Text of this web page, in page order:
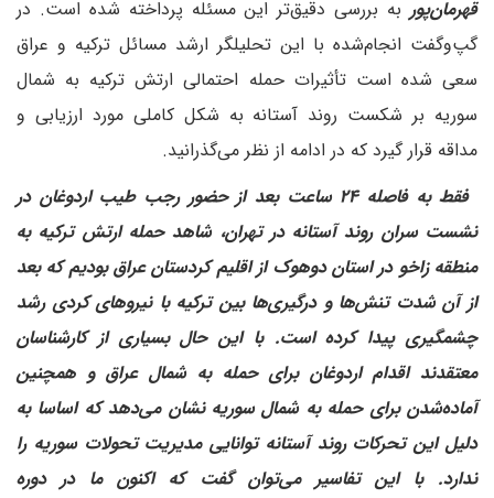
قهرمان‌پور به بررسی دقیق‌تر این مسئله پرداخته شده است. در
گپ‌وگفت انجام‌شده با این تحلیلگر ارشد مسائل ترکیه و عراق
سعی شده است تأثیرات حمله احتمالی ارتش ترکیه به شمال
سوریه بر شکست روند آستانه به شکل کاملی مورد ارزیابی و
مداقه قرار گیرد که در ادامه از نظر می‌گذرانید.
‌‌ فقط به فاصله ۲۴ ساعت بعد از حضور رجب طیب اردوغان در
نشست سران روند آستانه در تهران، شاهد حمله ارتش ترکیه به
منطقه زاخو در استان دوهوک از اقلیم کردستان عراق بودیم که بعد
از آن شدت تنش‌ها و درگیری‌ها بین ترکیه با نیروهای کردی رشد
چشمگیری پیدا کرده است. با این حال بسیاری از کارشناسان
معتقدند اقدام اردوغان برای حمله به شمال عراق و همچنین
آماده‌شدن برای حمله به شمال سوریه نشان می‌دهد که اساسا به
دلیل این تحرکات روند آستانه توانایی مدیریت تحولات سوریه را
ندارد. با این تفاسیر می‌توان گفت که اکنون ما در دوره